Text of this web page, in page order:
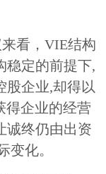
看，VIE结构
稳定的前提下,
股企业,却得以
得企业的经营
诚终仍由出资
变化。